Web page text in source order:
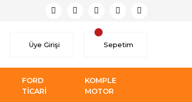
Üye Girişi Sepetim
FORD
TİCARİ
KOMPLE
MOTOR